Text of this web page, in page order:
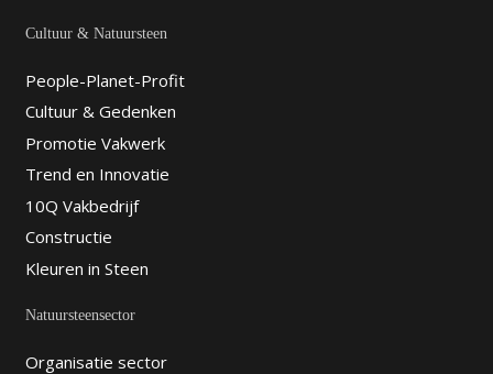
Cultuur & Natuursteen
People-Planet-Profit
Cultuur & Gedenken
Promotie Vakwerk
Trend en Innovatie
10Q Vakbedrijf
Constructie
Kleuren in Steen
Natuursteensector
Organisatie sector